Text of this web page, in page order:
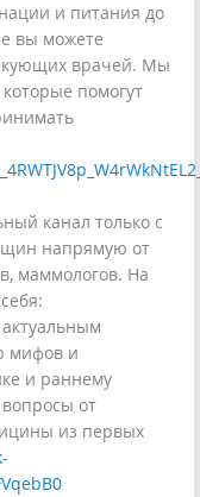
и питания до
вы можете
врачей. Мы
помогут
канал только с
напрямую от
маммологов. На
мифов и
и раннему
от
из первых